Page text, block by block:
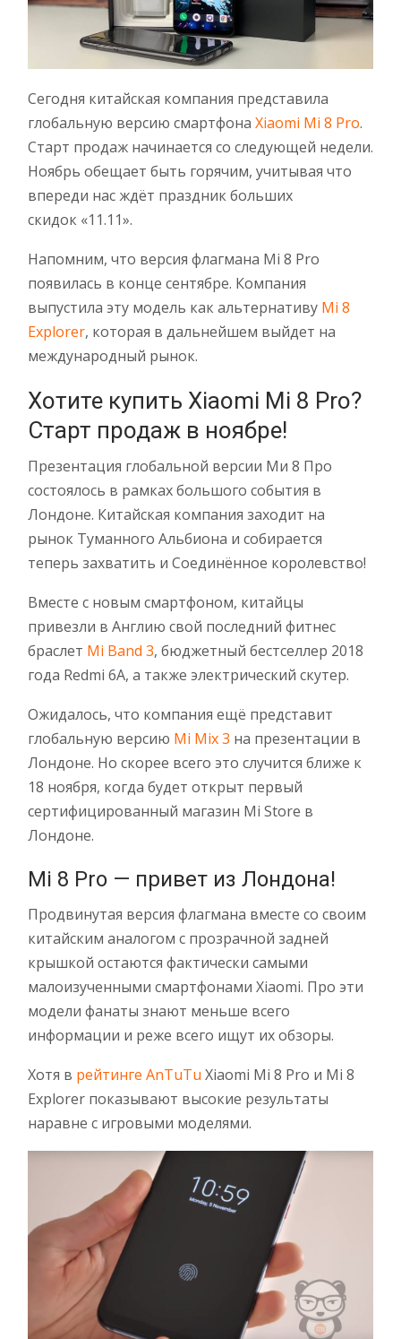
Сегодня китайская компания представила
глобальную версию смартфона Xiaomi Mi 8 Pro.
Старт продаж начинается со следующей недели.
Ноябрь обещает быть горячим, учитывая что
впереди нас ждёт праздник больших
скидок «11.11».
Напомним, что версия флагмана Mi 8 Pro
появилась в конце сентябре. Компания
выпустила эту модель как альтернативу Mi 8
Explorer, которая в дальнейшем выйдет на
международный рынок.
Хотите купить Xiaomi Mi 8 Pro?
Старт продаж в ноябре!
Презентация глобальной версии Ми 8 Про
состоялось в рамках большого события в
Лондоне. Китайская компания заходит на
рынок Туманного Альбиона и собирается
теперь захватить и Соединённое королевство!
Вместе с новым смартфоном, китайцы
привезли в Англию свой последний фитнес
браслет Mi Band 3, бюджетный бестселлер 2018
года Redmi 6A, а также электрический скутер.
Ожидалось, что компания ещё представит
глобальную версию Mi Mix 3 на презентации в
Лондоне. Но скорее всего это случится ближе к
18 ноября, когда будет открыт первый
сертифицированный магазин Mi Store в
Лондоне.
Mi 8 Pro — привет из Лондона!
Продвинутая версия флагмана вместе со своим
китайским аналогом с прозрачной задней
крышкой остаются фактически самыми
малоизученными смартфонами Xiaomi. Про эти
модели фанаты знают меньше всего
информации и реже всего ищут их обзоры.
Хотя в рейтинге AnTuTu Xiaomi Mi 8 Pro и Mi 8
Explorer показывают высокие результаты
наравне с игровыми моделями.